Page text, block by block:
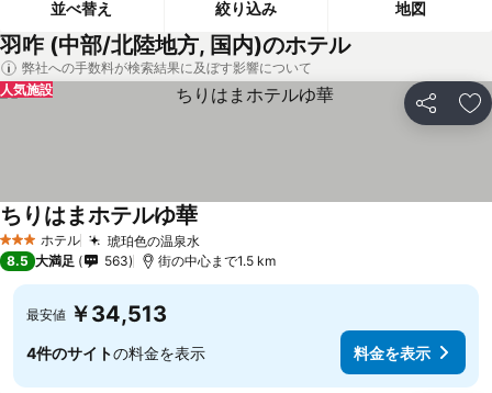
並べ替え 絞り込み 地図
羽咋 (中部/北陸地方, 国内)のホテル
弊社への手数料が検索結果に及ぼす影響について
シェア お
人気施設
3 ホテルのランク
ホテル 琥珀色の温泉水
ちりはまホテルゆ華
8.5 大満足 563 街の中心まで1.5 km
最安値 ￥34,513
4件のサイトの料金を表示 料金を表示